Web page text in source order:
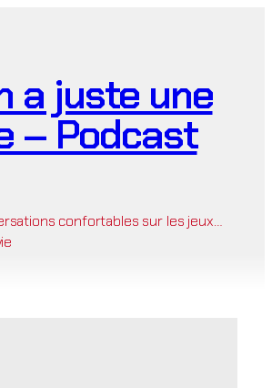
a juste une
– Podcast
confortables sur les jeux…